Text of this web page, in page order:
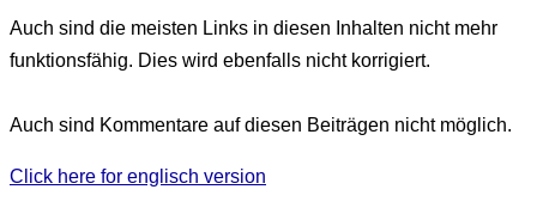
Auch sind die meisten Links in diesen Inhalten nicht mehr
funktionsfähig. Dies wird ebenfalls nicht korrigiert.
Auch sind Kommentare auf diesen Beiträgen nicht möglich.
Click here for englisch version